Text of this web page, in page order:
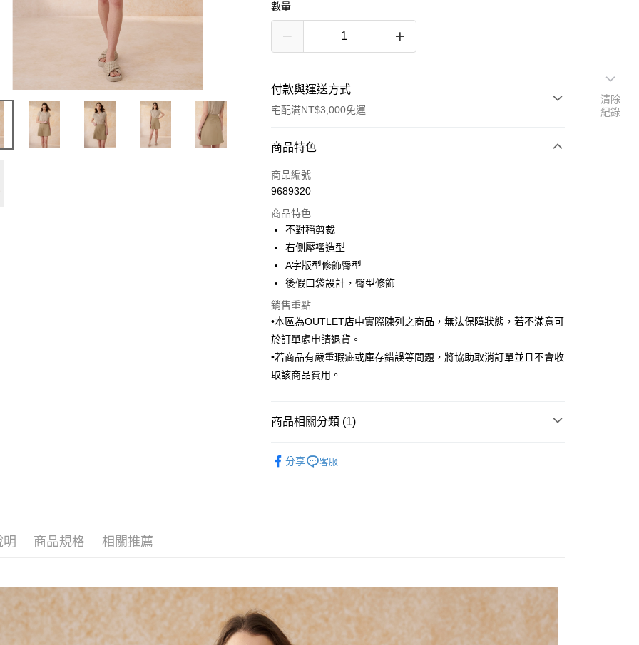
數量
付款與運送方式
宅配滿NT$3,000免運
付款方式
信用卡一次付款
3 期 0 利率 每期
合作金庫商業銀行
華南商業銀行
國泰世華商業銀行
臺灣中小企業銀行
匯豐（台灣）商業銀行
華泰商業銀行
聯邦商業銀行
玉山商業銀行
星展（台灣）商業銀行
台新國際商業銀行
6 期 0 利率 每期
合作金庫商業銀行
華南商業銀行
國泰世華商業銀行
臺灣中小企業銀行
台中商業銀行
匯豐（台灣）商業銀行
聯邦商業銀行
遠東國際商業銀行
元大商業銀行
台灣樂天信用卡公司
LINE Pay
街口支付
Google Pay
AFTEE先享後付
【關於「AFTEE先享後付」】
２．訂單成立數日內，您將收到繳費通知簡訊。
３．收到繳費通知簡訊後14天內，點擊此簡訊中的連結，可透過四大超商
／ATM／網路銀行／等多元方式進行付款，方視為交易完成。
※ 請注意：結帳手續完成當下不需立刻繳費，但若您需要取消訂單，請聯
絡購買商品的店家。未經商家同意取消之訂單仍視為有效，需透過AFTEE
ATM付款
新竹物流離島宅配
每筆NT$350，滿NT$3,500(含以上)免運費
LINEX 宇迅國際 查看運費
商品特色
商品編號
9689320
商品特色
不對稱剪裁
右側壓褶造型
A字版型修飾臀型
後假口袋設計，臀型修飾
銷售重點
•本區為OUTLET店中實際陳列之商品，無法保障狀態，若不滿意可
於訂單處申請退貨。
•若商品有嚴重瑕疵或庫存錯誤等問題，將協助取消訂單並且不會收
取該商品費用。
商品相關分類 (1)
分享
客服
明 商品規格 相關推薦
清除
紀錄